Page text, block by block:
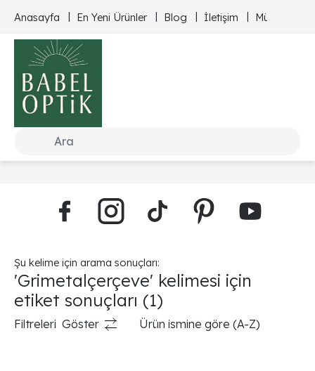
Anasayfa En Yeni Ürünler Blog İletişim Müşteri
Şu kelime için arama sonuçları:
'Grimetalçerçeve' kelimesi için
etiket sonuçları (1)
Filtreleri Göster Ürün ismine göre (A-Z)